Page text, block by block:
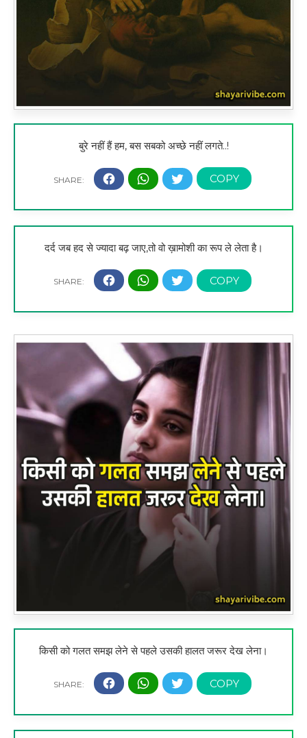
बुरे नहीं हैं हम, बस सबको अच्छे नहीं लगते..!
दर्द जब हद से ज्यादा बढ़ जाए,तो वो ख़ामोशी का रूप ले लेता है।
किसी को गलत समझ लेने से पहले उसकी हालत जरूर देख लेना।